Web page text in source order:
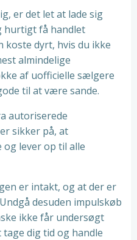
er det let at lade sig
hurtigt få handlet
dyrt, hvis du ikke
almindelige
af uofficielle sælgere
til at være sande.
autoriserede
sikker på, at
lever op til alle
er intakt, og at der er
desuden impulskøb
ikke får undersøgt
dig tid og handle